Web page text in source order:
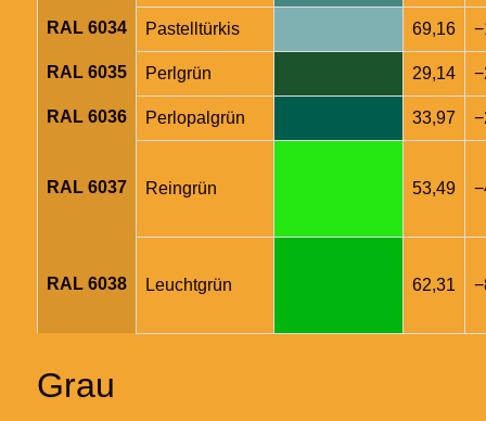
RAL 6034 Pastelltürkis 69,16
RAL 6035 Perlgrün 29,14
RAL 6036 Perlopalgrün 33,97
RAL 6037 Reingrün 53,49
RAL 6038 Leuchtgrün 62,31
Grau